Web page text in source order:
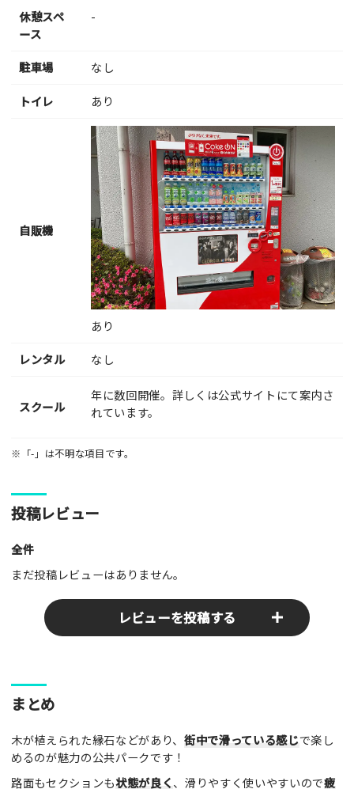
休憩スペ
ース
-
駐車場 なし
トイレ あり
自販機
あり
レンタル なし
スクール
年に数回開催。詳しくは公式サイトにて案内さ
れています。
※「-」は不明な項目です。
投稿レビュー
全件
まだ投稿レビューはありません。
レビューを投稿する
ここのパークやスポットの感想をぜひお寄せください！みんな
の参考となります！
レビュータイトル（※必須）
まとめ
木が植えられた縁石などがあり、 街中で滑っている感じで楽し
めるのが魅力の公共パークです！
路面もセクションも状態が良く、滑りやすく使いやすいので疲